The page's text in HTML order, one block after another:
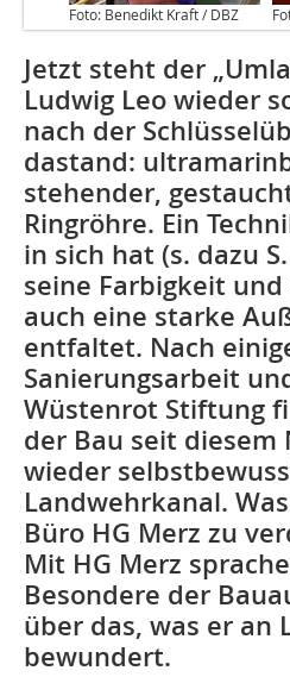
Foto: Benedikt Kraft / DBZ
Jetzt steht der
Ludwig Leo wieder
nach der
dastand:
stehender,
Ringröhre. Ein
in sich hat (s. dazu
seine Farbigkeit
auch eine starke
entfaltet. Nach
Sanierungsarbeit
Wüstenrot Stiftung
der Bau seit diesem
wieder
Landwehrkanal.
Büro HG Merz zu
Mit HG Merz
Besondere der
über das, was er an
bewundert.